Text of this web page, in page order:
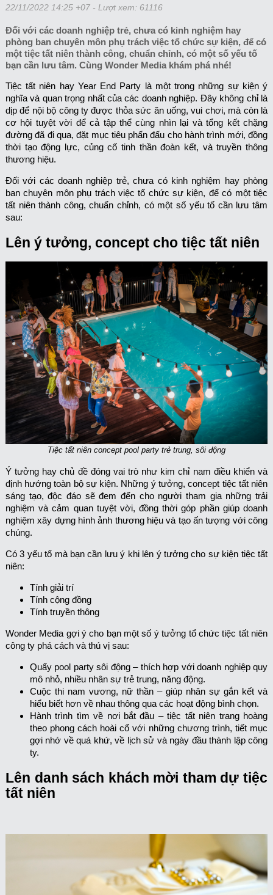
22/11/2022 14:25 +07 - Lượt xem: 61116
Đối với các doanh nghiệp trẻ, chưa có kinh nghiệm hay
phòng ban chuyên môn phụ trách việc tổ chức sự kiện, để có
một tiệc tất niên thành công, chuẩn chỉnh, có một số yếu tố
bạn cần lưu tâm. Cùng Wonder Media khám phá nhé!
Tiệc tất niên hay Year End Party là một trong những sự kiện ý
nghĩa và quan trọng nhất của các doanh nghiệp. Đây không chỉ là
dịp để nội bộ công ty được thỏa sức ăn uống, vui chơi, mà còn là
cơ hội tuyệt vời để cả tập thể cùng nhìn lại và tổng kết chặng
đường đã đi qua, đặt mục tiêu phấn đấu cho hành trình mới, đồng
thời tạo động lực, củng cố tinh thần đoàn kết, và truyền thông
thương hiệu.
Đối với các doanh nghiệp trẻ, chưa có kinh nghiệm hay phòng
ban chuyên môn phụ trách việc tổ chức sự kiện, để có một tiệc
tất niên thành công, chuẩn chỉnh, có một số yếu tố cần lưu tâm
sau:
Lên ý tưởng, concept cho tiệc tất niên
Tiệc tất niên concept pool party trẻ trung, sôi động
Ý tưởng hay chủ đề đóng vai trò như kim chỉ nam điều khiển và
định hướng toàn bộ sự kiện. Những ý tưởng, concept tiệc tất niên
sáng tạo, độc đáo sẽ đem đến cho người tham gia những trải
nghiệm và cảm quan tuyệt vời, đồng thời góp phần giúp doanh
nghiệm xây dựng hình ảnh thương hiệu và tạo ấn tượng với công
chúng.
Có 3 yếu tố mà bạn cần lưu ý khi lên ý tưởng cho sự kiện tiệc tất
niên:
Tính giải trí
Tính cộng đồng
Tính truyền thông
Wonder Media gợi ý cho bạn một số ý tưởng tổ chức tiệc tất niên
công ty phá cách và thú vị sau:
Quẩy pool party sôi động – thích hợp với doanh nghiệp quy
mô nhỏ, nhiều nhân sự trẻ trung, năng động.
Cuộc thi nam vương, nữ thần – giúp nhân sự gắn kết và
hiểu biết hơn về nhau thông qua các hoạt động bình chọn.
Hành trình tìm về nơi bắt đầu – tiệc tất niên trang hoàng
theo phong cách hoài cổ với những chương trình, tiết mục
gợi nhớ về quá khứ, về lịch sử và ngày đầu thành lập công
ty.
Lên danh sách khách mời tham dự tiệc
tất niên